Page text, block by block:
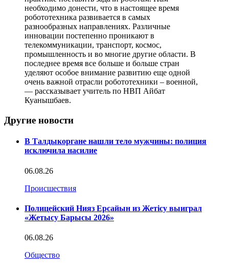
необходимо донести, что в настоящее время
робототехника развивается в самых
разнообразных направлениях. Различные
инновации постепенно проникают в
телекоммуникации, транспорт, космос,
промышленность и во многие другие области. В
последнее время все больше и больше стран
уделяют особое внимание развитию еще одной
очень важной отрасли робототехники – военной,
— рассказывает учитель по НВП Айбат
Куанышбаев.
Другие новости
В Талдыкоргане нашли тело мужчины: полиция
исключила насилие
06.08.26
Происшествия
Полицейский Нияз Ерсайын из Жетісу выиграл
«Жетысу Барысы 2026»
06.08.26
Общество